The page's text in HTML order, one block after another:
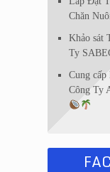
Chăn
Khảo sát
Ty
Cung
Công Ty